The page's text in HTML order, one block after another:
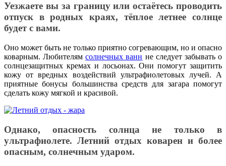
Уезжаете вы за границу или остаётесь проводить
отпуск в родных краях, тёплое летнее солнце
будет с вами.
Оно может быть не только приятно согревающим, но и опасно
коварным. Любителямсолнечных ванн не следует забывать о
солнцезащитных кремах и лосьонах. Они помогут защитить
кожу от вредных воздействий ультрафиолетовых лучей. А
приятные бонусы большинства средств для загара помогут
сделать кожу мягкой и красивой.
Однако, опасность солнца не только в
ультрафиолете. Летний отдых коварен и более
опасным, солнечным ударом.